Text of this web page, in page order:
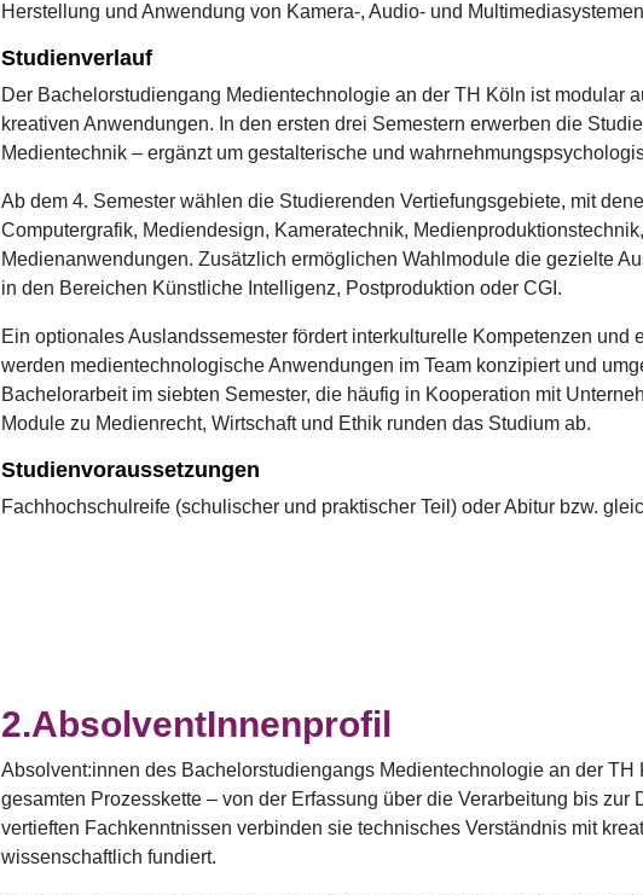
Herstellung und Anwendung von Kamera-, Audio- und
Studienverlauf
Der Bachelorstudiengang Medientechnologie an der TH Köln ist modular
kreativen Anwendungen. In den ersten drei Semestern erwerben die
Medientechnik – ergänzt um gestalterische und
Ab dem 4. Semester wählen die Studierenden Vertiefungsgebiete, mit
Computergrafik, Mediendesign, Kameratechnik,
Medienanwendungen. Zusätzlich ermöglichen Wahlmodule die gezielte
in den Bereichen Künstliche Intelligenz, Postproduktion oder CGI.
Ein optionales Auslandssemester fördert interkulturelle Kompetenzen
werden medientechnologische Anwendungen im Team konzipiert und
Bachelorarbeit im siebten Semester, die häufig in Kooperation mit
Module zu Medienrecht, Wirtschaft und Ethik runden das Studium ab.
Studienvoraussetzungen
Fachhochschulreife (schulischer und praktischer Teil) oder Abitur bzw.
AbsolventInnenprofil
Absolvent:innen des Bachelorstudiengangs Medientechnologie an der
gesamten Prozesskette – von der Erfassung über die Verarbeitung bis
vertieften Fachkenntnissen verbinden sie technisches Verständnis mit
wissenschaftlich fundiert.